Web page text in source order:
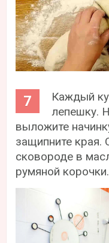
Каждый
лепешку.
выложите
защипните края.
сковороде в
румяной корочки.